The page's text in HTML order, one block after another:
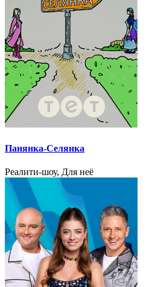
Панянка-Селянка
Реалити-шоу, Для неё